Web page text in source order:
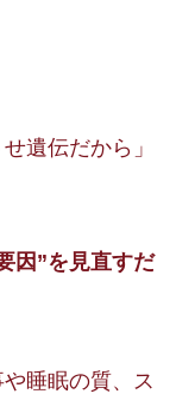
遺伝だから」
因”を見直すだ
睡眠の質、ス